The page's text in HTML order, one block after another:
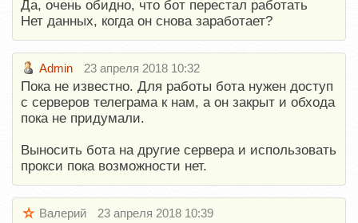
Да, очень обидно, что бот перестал работать
Нет данных, когда он снова заработает?
Admin 23 апреля 2018 10:32
Пока не известно. Для работы бота нужен доступ
с серверов телеграма к нам, а он закрыт и обхода
пока не придумали.
Выносить бота на другие сервера и использовать
прокси пока возможности нет.
Валерий 23 апреля 2018 10:39